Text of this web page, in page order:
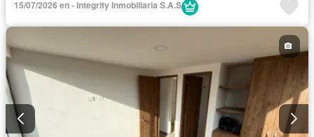
15/07/2026 en - Integrity Inmobiliaria S.A.S